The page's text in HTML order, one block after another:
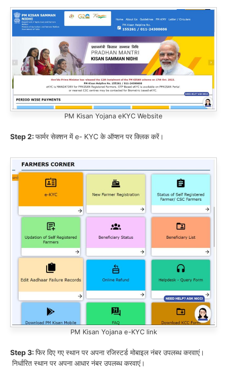
PM Kisan Yojana eKYC Website
Step 2:फार्मर सेक्शन में e- KYC के ऑप्शन पर क्लिक करें।
PM Kisan Yojana e-KYC link
Step 3:फिर दिए गए स्थान पर अपना रजिस्टर्ड मोबाइल नंबर उपलब्ध करवाएं।
निर्धारित स्थान पर अपना आधार नंबर उपलब्ध करवाएं।